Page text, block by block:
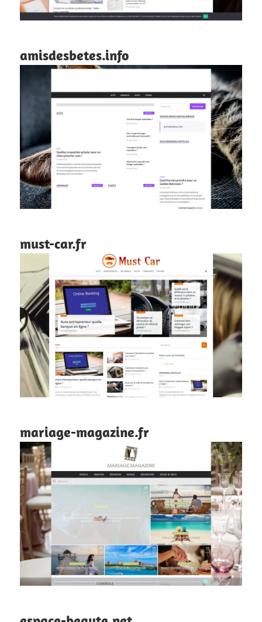
amisdesbetes.info
must-car.fr
mariage-magazine.fr